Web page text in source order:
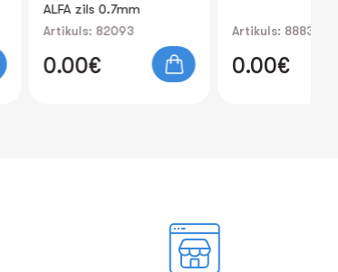
Artikuls: 88832
0.00€